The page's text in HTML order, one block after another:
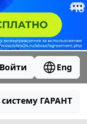
Войти Eng
ГАРАНТ